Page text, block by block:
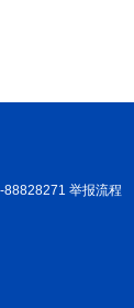
举报流程